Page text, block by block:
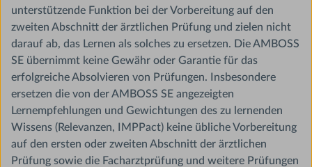
unterstützende Funktion bei der Vorbereitung auf den
zweiten Abschnitt der ärztlichen Prüfung und zielen nicht
darauf ab, das Lernen als solches zu ersetzen. Die AMBOSS
SE übernimmt keine Gewähr oder Garantie für das
erfolgreiche Absolvieren von Prüfungen. Insbesondere
ersetzen die von der AMBOSS SE angezeigten
Lernempfehlungen und Gewichtungen des zu lernenden
Wissens (Relevanzen, IMPPact) keine übliche Vorbereitung
auf den ersten oder zweiten Abschnitt der ärztlichen
Prüfung sowie die Facharztprüfung und weitere Prüfungen